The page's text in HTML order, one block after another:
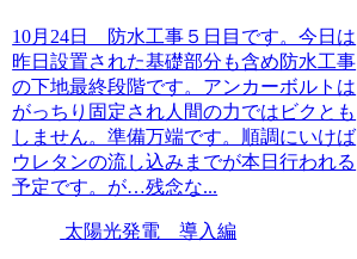
10月24日 防水工事５日目です。今日は
昨日設置された基礎部分も含め防水工事
の下地最終段階です。アンカーボルトは
がっちり固定され人間の力ではビクとも
しません。準備万端です。順調にいけば
ウレタンの流し込みまでが本日行われる
予定です。が…残念な...
太陽光発電 導入編